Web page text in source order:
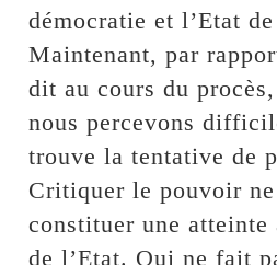
démocratie et l’Etat
Maintenant, par
dit au cours du procès,
nous percevons
trouve la tentative de
Critiquer le pouvoir
constituer une atteinte
de l’Etat. Qui ne fait